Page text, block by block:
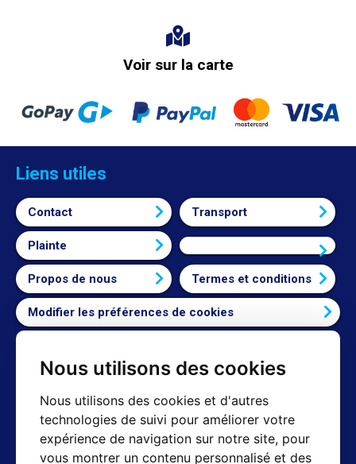
Nous utilisons des cookies
Nous utilisons des cookies et d'autres
technologies de suivi pour améliorer votre
expérience de navigation sur notre site, pour
vous montrer un contenu personnalisé et des
Voir sur la carte
Liens utiles
Contact Transport
Plainte Connexion
Propos de nous Termes et conditions
Modifier les préférences de cookies
Shop mail : info@hotair.cz
+420 603 357 606 (Nur Englisch)